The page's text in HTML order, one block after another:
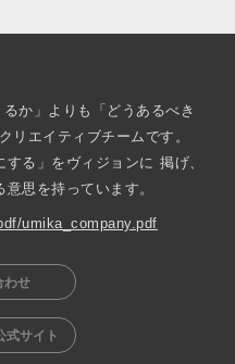
か」よりも「どうあるべき
リエイティブチームです。
する」をヴィジョンに 掲げ、
思を持っています。
umika_company.pdf
わせ
式サイト